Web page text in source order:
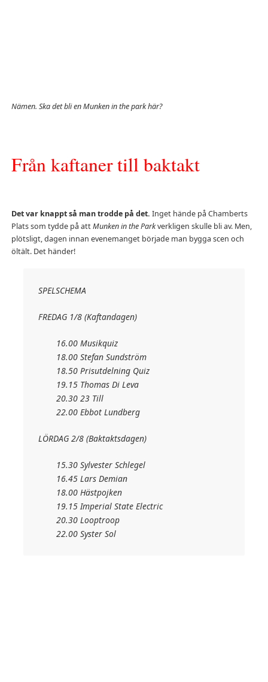
Nämen. Ska det bli en Munken in the park här?
Från kaftaner till baktakt
Det var knappt så man trodde på det. Inget hände på Chamberts
Plats som tydde på attMunken in the Parkverkligen skulle bli av. Men,
plötsligt, dagen innan evenemanget började man bygga scen och
öltält. Det händer!
SPELSCHEMA
FREDAG 1/8 (Kaftandagen)
16.00 Musikquiz
18.00 Stefan Sundström
18.50 Prisutdelning Quiz
19.15 Thomas Di Leva
20.30 23 Till
22.00 Ebbot Lundberg
LÖRDAG 2/8 (Baktaktsdagen)
15.30 Sylvester Schlegel
16.45 Lars Demian
18.00 Hästpojken
19.15 Imperial State Electric
20.30 Looptroop
22.00 Syster Sol